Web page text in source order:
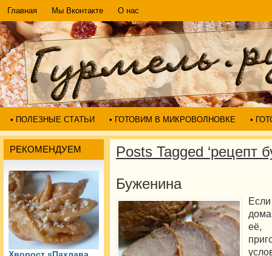
Главная Мы Вконтакте О нас
• ПОЛЕЗНЫЕ СТАТЬИ • ГОТОВИМ В МИКРОВОЛНОВКЕ •
РЕКОМЕНДУЕМ
Posts Tagged ‘рецепт
Буженина
её,